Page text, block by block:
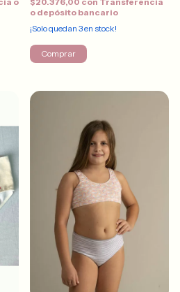
o depósito bancario
¡Solo quedan 3en stock!
Comprar